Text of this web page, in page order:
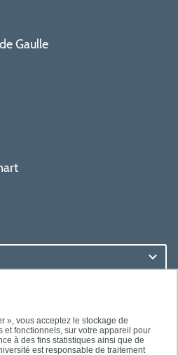
», vous acceptez le stockage de
et fonctionnels, sur votre appareil pour
à des fins statistiques ainsi que de
est responsable de traitement
Gaulle